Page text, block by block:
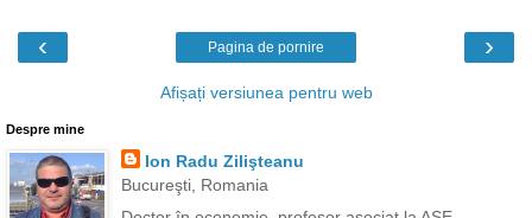
‹ ›
Pagina de pornire
Afișați versiunea pentru web
Despre mine
Ion Radu Zilişteanu
Bucureşti, Romania